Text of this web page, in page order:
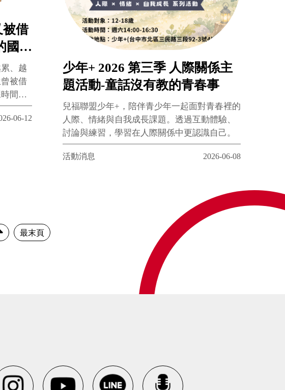
國中
、越
被借
間遭
普遍
身體
06-12
少年+ 2026 第三季 人際關係主
題活動-童話沒有教的青春事
兒福聯盟少年+，陪伴青少年一起面對青春裡的
人際、情緒與自我成長課題。透過互動體驗、
討論與練習，學習在人際關係中更認識自己。
活動消息 2026-06-08
最末頁